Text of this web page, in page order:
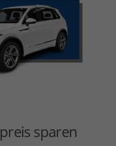
sparen